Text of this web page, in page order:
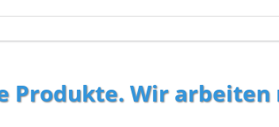
Produkte. Wir